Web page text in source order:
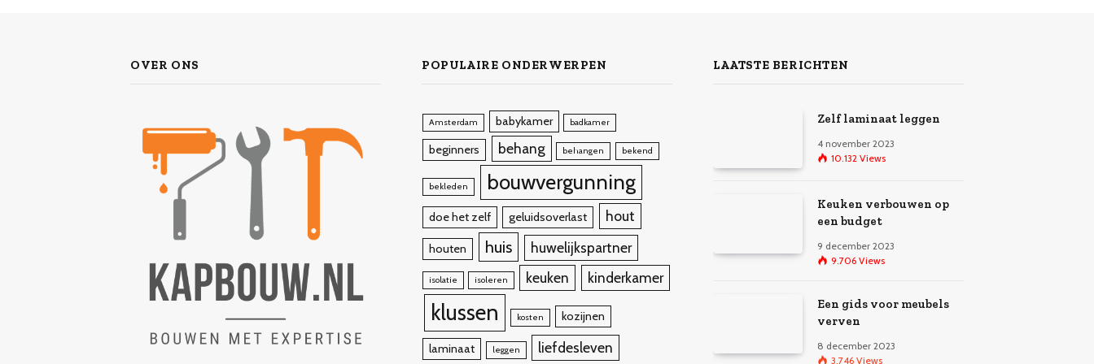
OVER ONS POPULAIRE ONDERWERPEN
Amsterdam babykamer badkamer
beginners behang behangen bekend
bekleden bouwvergunning
doe het zelf geluidsoverlast hout
houten huis huwelijkspartner
isolatie isoleren keuken kinderkamer
klussen kosten kozijnen
laminaat leggen liefdesleven
LAATSTE BERICHTEN
Zelf laminaat leggen
4 november 2023
10.132 Views
Keuken verbouwen op
een budget
9 december 2023
9.706 Views
Een gids voor meubels
verven
8 december 2023
3.746 Views